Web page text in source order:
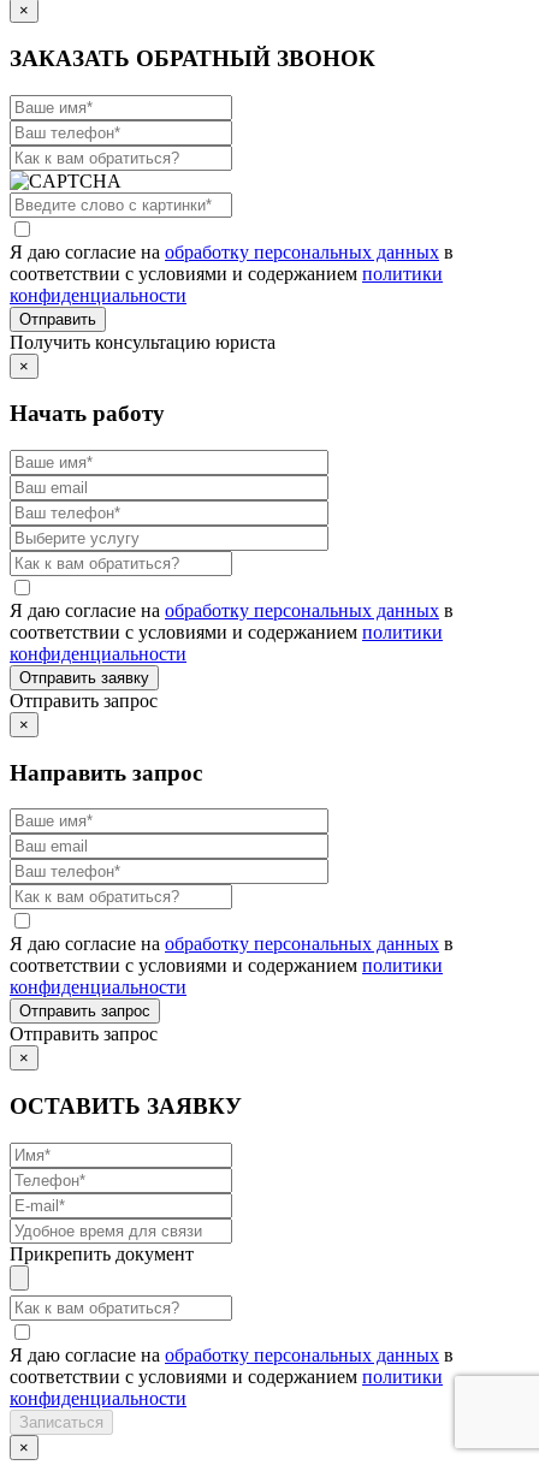
×
ЗАКАЗАТЬ ОБРАТНЫЙ ЗВОНОК
Я даю согласие на обработку персональных данных в
соответствии с условиями и содержанием политики
конфиденциальности
Получить консультацию юриста
×
Начать работу
Я даю согласие на обработку персональных данных в
соответствии с условиями и содержанием политики
конфиденциальности
Отправить запрос
×
Направить запрос
Я даю согласие на обработку персональных данных в
соответствии с условиями и содержанием политики
конфиденциальности
Отправить запрос
×
ОСТАВИТЬ ЗАЯВКУ
Прикрепить документ
Я даю согласие на обработку персональных данных в
соответствии с условиями и содержанием политики
конфиденциальности
×